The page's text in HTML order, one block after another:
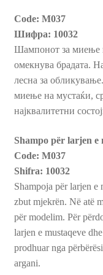
Пријава и Наплата
Продавница
Code: M037
Шифра: 10032
Шампонот за миење
омекнува брадата.
лесна за
миење на мустаќи,
најквалитетни
Shampo për larjen e
Code: M037
Shifra: 10032
Shampoja për larjen e
zbut mjekrën. Në atë
për modelim. Për
larjen e mustaqeve
prodhuar nga
argani.